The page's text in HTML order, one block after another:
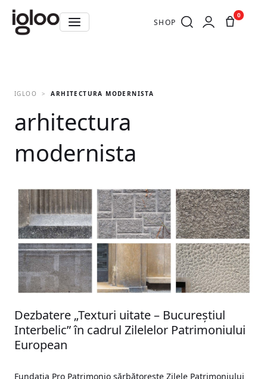
SHOP
0
IGLOO ARHITECTURA MODERNISTA
arhitectura
modernista
Dezbatere „Texturi uitate – Bucureștiul
Interbelic” în cadrul Zilelelor Patrimoniului
European
Fundația Pro Patrimonio sărbătoreşte Zilele Patrimoniului